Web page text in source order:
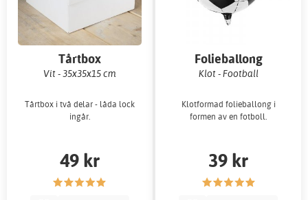
Tårtbox
Vit - 35x35x15 cm
Tårtbox i två delar - låda lock
ingår.
49 kr
Folieballong
Klot - Football
Klotformad folieballong i
formen av en fotboll.
39 kr